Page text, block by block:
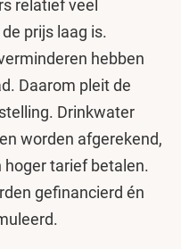
relatief veel
prijs laag is.
hebben
Daarom pleit de
Drinkwater
worden afgerekend,
tarief betalen.
gefinancierd én